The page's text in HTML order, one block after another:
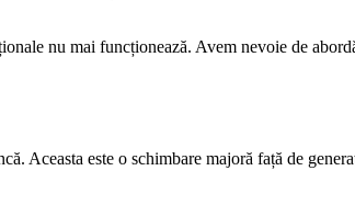
nu mai funcționează. Avem nevoie de
Aceasta este o schimbare majoră față de